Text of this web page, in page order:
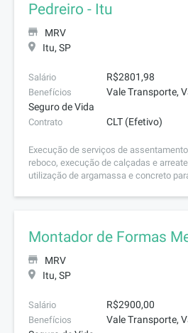
Pedreiro - Itu
MRV
Itu, SP
Salário R$2801,98
Benefícios
Vale Transporte,
Seguro de Vida
Contrato CLT (Efetivo)
Execução de serviços de
reboco, execução de calçadas e
utilização de argamassa e concreto
Montador de Formas
MRV
Itu, SP
Salário R$2900,00
Benefícios
Vale Transporte,